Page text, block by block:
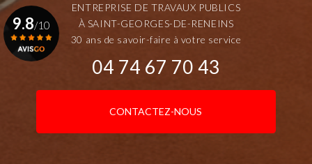
ENTREPRISE DE TRAVAUX PUBLICS
À SAINT-GEORGES-DE-RENEINS
30 ans de savoir-faire à votre service
04 74 67 70 43
CONTACTEZ-NOUS
9.8/10